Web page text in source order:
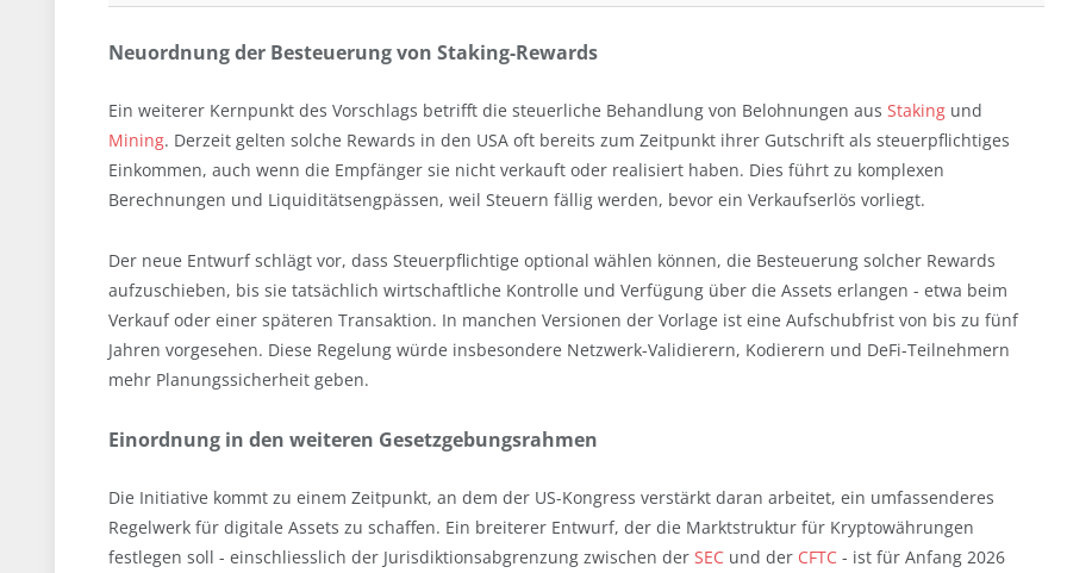
Neuordnung der Besteuerung von Staking-Rewards
Ein weiterer Kernpunkt des Vorschlags betrifft die steuerliche Behandlung von Belohnungen aus Staking und
Mining. Derzeit gelten solche Rewards in den USA oft bereits zum Zeitpunkt ihrer Gutschrift als steuerpflichtiges
Einkommen, auch wenn die Empfänger sie nicht verkauft oder realisiert haben. Dies führt zu komplexen
Berechnungen und Liquiditätsengpässen, weil Steuern fällig werden, bevor ein Verkaufserlös vorliegt.
Der neue Entwurf schlägt vor, dass Steuerpflichtige optional wählen können, die Besteuerung solcher Rewards
aufzuschieben, bis sie tatsächlich wirtschaftliche Kontrolle und Verfügung über die Assets erlangen - etwa beim
Verkauf oder einer späteren Transaktion. In manchen Versionen der Vorlage ist eine Aufschubfrist von bis zu fünf
Jahren vorgesehen. Diese Regelung würde insbesondere Netzwerk-Validierern, Kodierern und DeFi-Teilnehmern
mehr Planungssicherheit geben.
Einordnung in den weiteren Gesetzgebungsrahmen
Die Initiative kommt zu einem Zeitpunkt, an dem der US-Kongress verstärkt daran arbeitet, ein umfassenderes
Regelwerk für digitale Assets zu schaffen. Ein breiterer Entwurf, der die Marktstruktur für Kryptowährungen
festlegen soll - einschliesslich der Jurisdiktionsabgrenzung zwischen der SEC und der CFTC - ist für Anfang 2026